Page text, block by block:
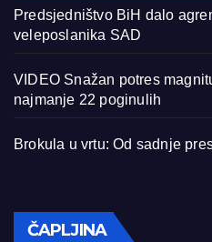
Predsjedništvo BiH dalo
veleposlanika SAD
VIDEO Snažan potres
najmanje 22 poginulih
Brokula u vrtu: Od sadnje
ČAPLJINA